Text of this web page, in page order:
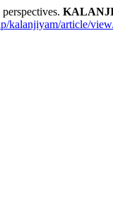
kalanjiyam/article/